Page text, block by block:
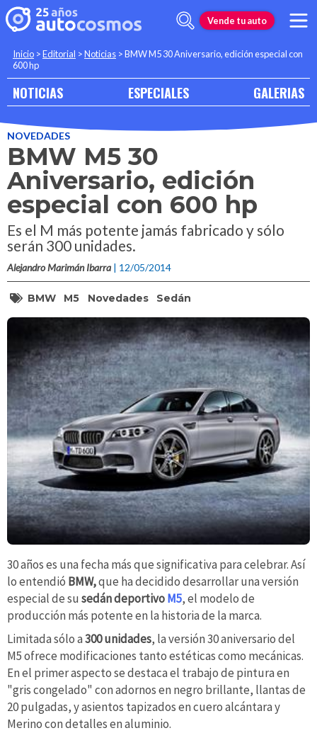
Vende tu auto
Inicio >Editorial >Noticias >BMW M5 30 Aniversario, edición especial con
600 hp
NOTICIAS ESPECIALES GALERIAS
NOVEDADES
BMW M5 30
Aniversario, edición
especial con 600 hp
Es el M más potente jamás fabricado y sólo
serán 300 unidades.
Alejandro Marimán Ibarra | 12/05/2014
BMW M5 Novedades Sedán
30 años es una fecha más que significativa para celebrar. Así
lo entendió BMW,que ha decidido desarrollar una versión
especial de su sedán deportivoM5, el modelo de
producción más potente en la historia de la marca.
Limitada sólo a300 unidades, la versión 30 aniversario del
M5 ofrece modificaciones tanto estéticas como mecánicas.
En el primer aspecto se destaca el trabajo de pintura en
"gris congelado" con adornos en negro brillante, llantas de
20 pulgadas, y asientos tapizados en cuero alcántara y
Merino con detalles en aluminio.